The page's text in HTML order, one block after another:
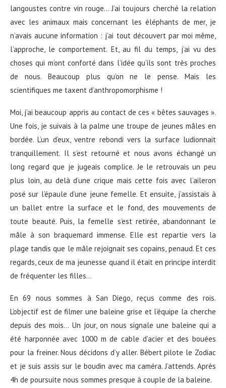
langoustes contre vin rouge… J’ai toujours cherché la relation
avec les animaux mais concernant les éléphants de mer, je
n’avais aucune information : j’ai tout découvert par moi même,
l’approche, le comportement. Et, au fil du temps, j’ai vu des
choses qui m’ont conforté dans l’idée qu’ils sont très proches
de nous. Beaucoup plus qu’on ne le pense. Mais les
scientifiques me taxent d’anthropomorphisme !
Moi, j’ai beaucoup appris au contact de ces « bêtes sauvages ».
Une fois, je suivais à la palme une troupe de jeunes mâles en
bordée. L’un d’eux, ventre rebondi vers la surface ludionnait
tranquillement. Il s’est retourné et nous avons échangé un
long regard que je jugeais complice. Je le retrouvais un peu
plus loin, au delà d’une crique mais cette fois avec l’aileron
posé sur l’épaule d’une jeune femelle. Et ensuite, j’assistais à
un ballet entre la surface et le fond, des mouvements de
toute beauté. Puis, la femelle s’est retirée, abandonnant le
mâle à son braquemard immense. Elle est repartie vers la
plage tandis que le mâle rejoignait ses copains, penaud. Et ces
regards, ceux de ma jeunesse quand il était en principe interdit
de fréquenter les filles…
En 69 nous sommes à San Diego, reçus comme des rois.
L’objectif est de filmer une baleine grise et l’équipe la cherche
depuis des mois… Un jour, on nous signale une baleine qui a
été harponnée avec 1000 m de cable d’acier et des bouées
pour la freiner. Nous décidons d’y aller. Bébert pilote le Zodiac
et je suis assis sur le boudin avec ma caméra. J’attends. Après
4h de poursuite nous sommes presque à couple de la baleine.